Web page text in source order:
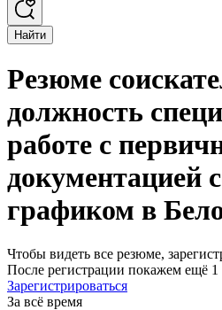
Найти
Резюме
должность
работе с
документацией
графиком в
Чтобы видеть все резюме,
После регистрации покажем ещё
Зарегистрироваться
За всё время